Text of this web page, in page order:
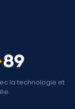
la technologie et